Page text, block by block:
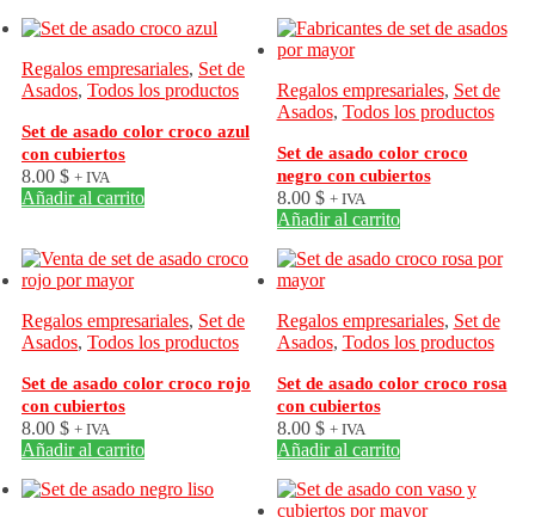
Regalos empresariales, Set de
Asados, Todos los productos
Set de asado color croco azul
con cubiertos
8.00 $ + IVA
Añadir al carrito
Regalos empresariales, Set de
Asados, Todos los productos
Set de asado color croco
negro con cubiertos
8.00 $ + IVA
Añadir al carrito
Regalos empresariales, Set de
Asados, Todos los productos
Set de asado color croco rojo
con cubiertos
8.00 $ + IVA
Añadir al carrito
Regalos empresariales, Set de
Asados, Todos los productos
Set de asado color croco rosa
con cubiertos
8.00 $ + IVA
Añadir al carrito